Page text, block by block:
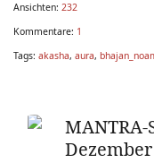
Ansichten: 232
Kommentare: 1
Tags: akasha, aura,
Dezember